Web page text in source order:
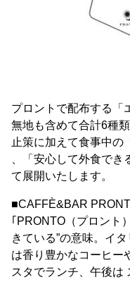
プロントで配布する「
無地も含めて合計6種
止策に加えて食事中の
、「安心して外食で
て展開いたします。
■CAFFÈ&BAR
｢PRONTO（プロント
きている”の意味。イ
は香り豊かなコーヒー
スタでランチ、午後は